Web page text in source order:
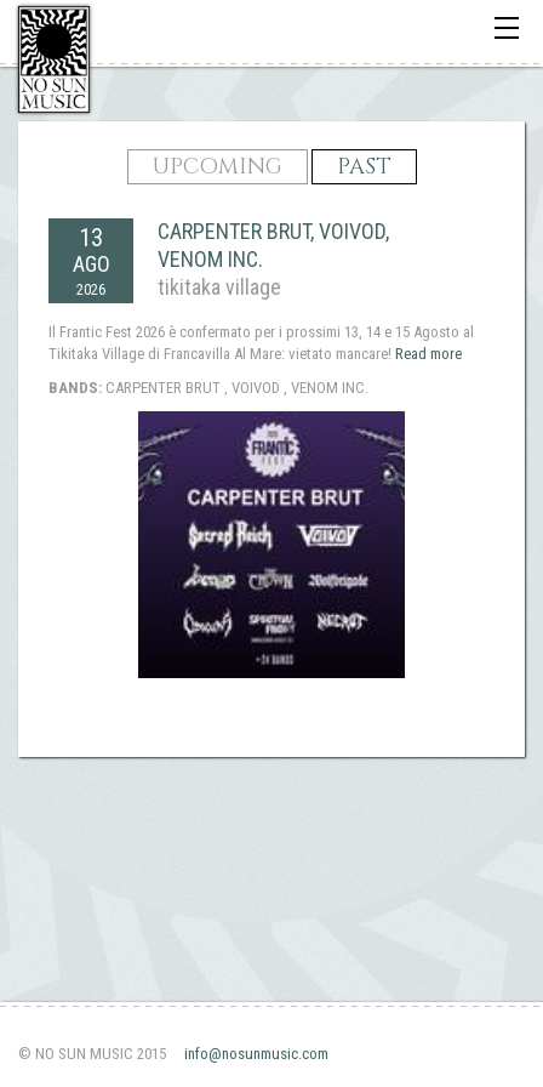
Toggle
UPCOMING PAST
13
AGO
2026
CARPENTER BRUT, VOIVOD,
VENOM INC.
tikitaka village
Il Frantic Fest 2026 è confermato per i prossimi 13, 14 e 15 Agosto al
Tikitaka Village di Francavilla Al Mare: vietato mancare! Read more
BANDS: CARPENTER BRUT , VOIVOD , VENOM INC.
© NO SUN MUSIC 2015 info@nosunmusic.com